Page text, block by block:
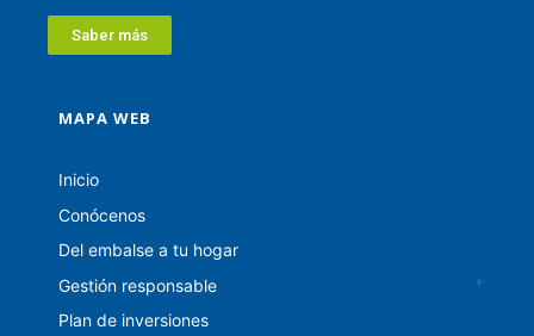
Saber más
MAPA WEB
Inicio
Conócenos
Del embalse a tu hogar
Gestión responsable
Plan de inversiones